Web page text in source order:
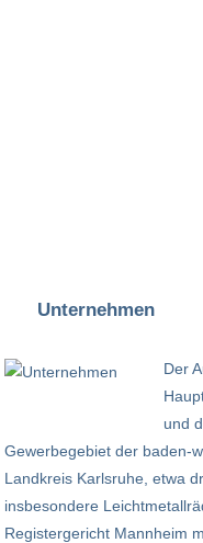
Unternehmen
Der
und
Gewerbegebiet der baden-
Landkreis Karlsruhe, etwa
insbesondere
Registergericht Mannheim